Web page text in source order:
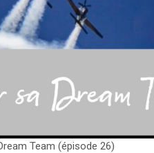
Team (épisode 26)